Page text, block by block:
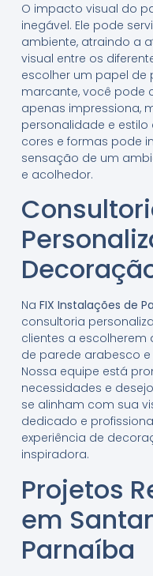
O impacto visual do
inegável. Ele pode
ambiente, atraindo a
visual entre os
escolher um papel
marcante, você pode
apenas impressiona,
personalidade e
cores e formas pode
sensação de um
e acolhedor.
Na FIX Instalações de
consultoria
clientes a
de parede arabesco
Nossa equipe está
necessidades e
se alinham com sua
dedicado e
experiência de
inspiradora.
Projetos
em
Parnaíba